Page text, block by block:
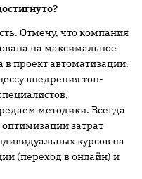
Отмечу, что компания
на максимальное
в проект автоматизации.
внедрения топ-
методики. Всегда
затрат
курсов на
(переход в онлайн) и